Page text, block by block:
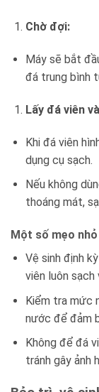
Chờ đợi:
Máy sẽ bắt
đá trung bình
Lấy đá viên
Khi đá viên
dụng cụ sạch.
Nếu không
thoáng mát,
Một số mẹo
Vệ sinh định
viên luôn sạch
Kiểm tra mức
nước để đảm
Không để đá
tránh gây ảnh